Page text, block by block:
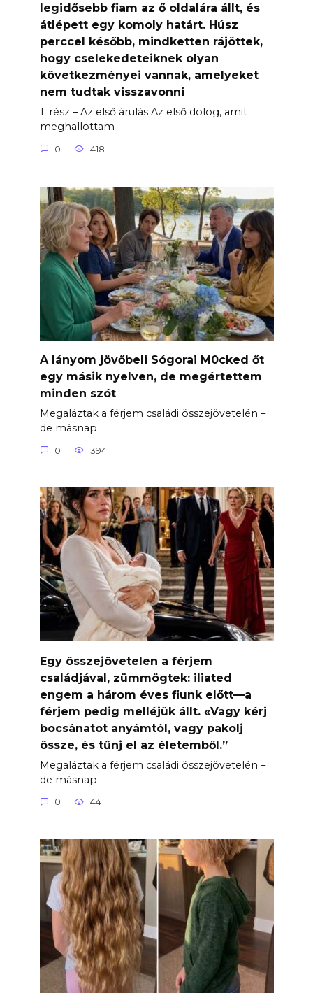
legidősebb fiam az ő oldalára állt, és
átlépett egy komoly határt. Húsz
perccel később, mindketten rájöttek,
hogy cselekedeteiknek olyan
következményei vannak, amelyeket
nem tudtak visszavonni
1. rész – Az első árulás Az első dolog, amit
meghallottam
0 418
A lányom jövőbeli Sógorai M0cked őt
egy másik nyelven, de megértettem
minden szót
Megaláztak a férjem családi összejövetelén –
de másnap
0 394
Egy összejövetelen a férjem
családjával, zümmögtek: iliated
engem a három éves fiunk előtt—a
férjem pedig melléjük állt. «Vagy kérj
bocsánatot anyámtól, vagy pakolj
össze, és tűnj el az életemből.”
Megaláztak a férjem családi összejövetelén –
de másnap
0 441